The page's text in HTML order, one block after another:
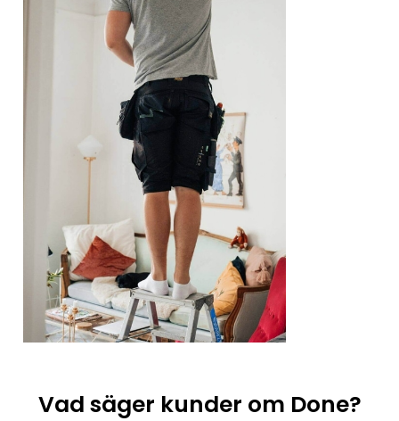
Vad säger kunder om Done?